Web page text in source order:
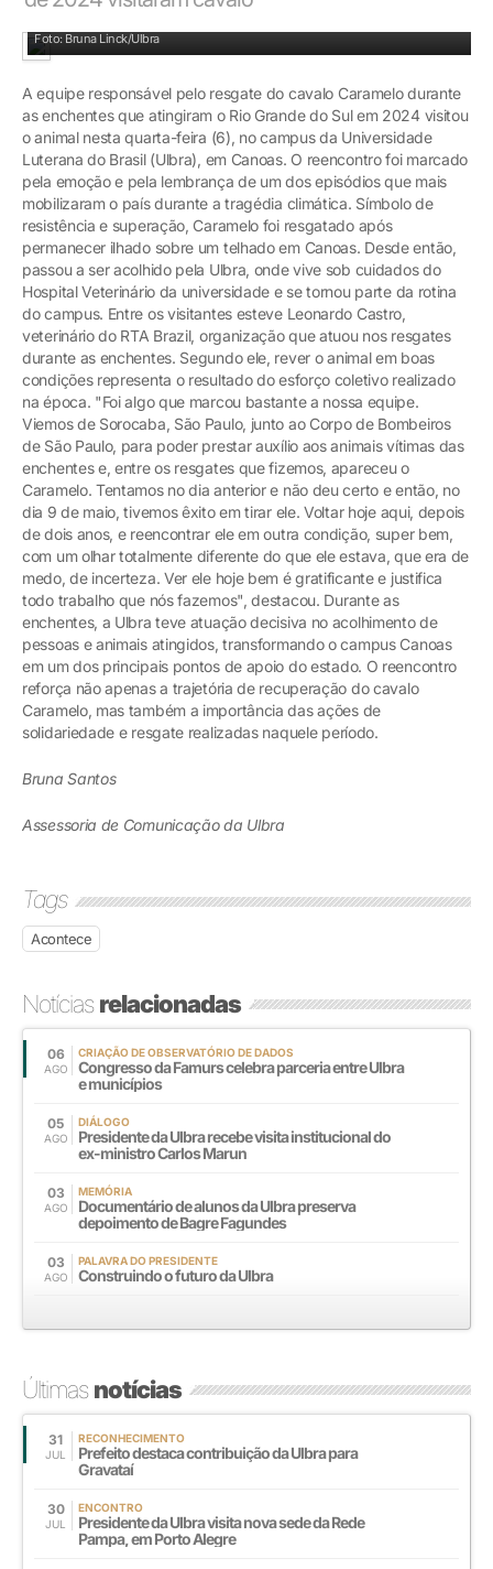
Foto: Bruna Linck/Ulbra
A equipe responsável pelo resgate do cavalo Caramelo durante
as enchentes que atingiram o Rio Grande do Sul em 2024 visitou
o animal nesta quarta-feira (6), no campus da Universidade
Luterana do Brasil (Ulbra), em Canoas. O reencontro foi marcado
pela emoção e pela lembrança de um dos episódios que mais
mobilizaram o país durante a tragédia climática. Símbolo de
resistência e superação, Caramelo foi resgatado após
permanecer ilhado sobre um telhado em Canoas. Desde então,
passou a ser acolhido pela Ulbra, onde vive sob cuidados do
Hospital Veterinário da universidade e se tornou parte da rotina
do campus. Entre os visitantes esteve Leonardo Castro,
veterinário do RTA Brazil, organização que atuou nos resgates
durante as enchentes. Segundo ele, rever o animal em boas
condições representa o resultado do esforço coletivo realizado
na época. "Foi algo que marcou bastante a nossa equipe.
Viemos de Sorocaba, São Paulo, junto ao Corpo de Bombeiros
de São Paulo, para poder prestar auxílio aos animais vítimas das
enchentes e, entre os resgates que fizemos, apareceu o
Caramelo. Tentamos no dia anterior e não deu certo e então, no
dia 9 de maio, tivemos êxito em tirar ele. Voltar hoje aqui, depois
de dois anos, e reencontrar ele em outra condição, super bem,
com um olhar totalmente diferente do que ele estava, que era de
medo, de incerteza. Ver ele hoje bem é gratificante e justifica
todo trabalho que nós fazemos", destacou. Durante as
enchentes, a Ulbra teve atuação decisiva no acolhimento de
pessoas e animais atingidos, transformando o campus Canoas
em um dos principais pontos de apoio do estado. O reencontro
reforça não apenas a trajetória de recuperação do cavalo
Caramelo, mas também a importância das ações de
solidariedade e resgate realizadas naquele período.
Bruna Santos
Assessoria de Comunicação da Ulbra
Tags
Acontece
Notíciasrelacionadas
06
AGO
CRIAÇÃO DE OBSERVATÓRIO DE DADOS
Congresso da Famurs celebra parceria entre Ulbra
e municípios
05
AGO
DIÁLOGO
Presidente da Ulbra recebe visita institucional do
ex-ministro Carlos Marun
03
AGO
MEMÓRIA
Documentário de alunos da Ulbra preserva
depoimento de Bagre Fagundes
03
AGO
PALAVRA DO PRESIDENTE
Construindo o futuro da Ulbra
Últimasnotícias
31
JUL
RECONHECIMENTO
Prefeito destaca contribuição da Ulbra para
Gravataí
30
JUL
ENCONTRO
Presidente da Ulbra visita nova sede da Rede
Pampa, em Porto Alegre